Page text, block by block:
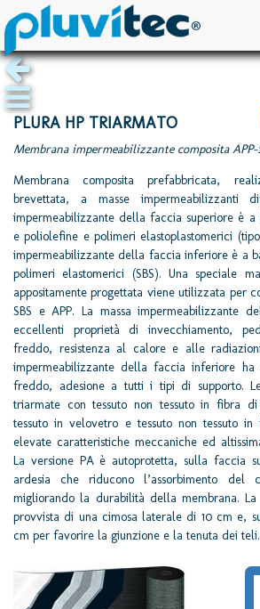
PLURA HP TRIARMATO
Membrana impermeabilizzante composita APP-
Membrana composita prefabbricata,
brevettata, a masse impermeabilizzanti
impermeabilizzante della faccia superiore è
e poliolefine e polimeri elastoplastomerici
impermeabilizzante della faccia inferiore è a
polimeri elastomerici (SBS). Una speciale
appositamente progettata viene utilizzata per
SBS e APP. La massa impermeabilizzante
eccellenti proprietà di invecchiamento,
freddo, resistenza al calore e alle
impermeabilizzante della faccia inferiore ha
freddo, adesione a tutti i tipi di supporto.
triarmate con tessuto non tessuto in fibra di
tessuto in velovetro e tessuto non tessuto
elevate caratteristiche meccaniche ed
La versione PA è autoprotetta, sulla faccia
ardesia che riducono l’assorbimento del
migliorando la durabilità della membrana.
provvista di una cimosa laterale di 10 cm e,
cm per favorire la giunzione e la tenuta dei teli.